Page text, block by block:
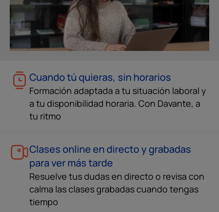
Cuando tú quieras, sin horarios
Formación adaptada a tu situación laboral y
a tu disponibilidad horaria. Con Davante, a
tu ritmo
Clases online en directo y grabadas
para ver más tarde
Resuelve tus dudas en directo o revisa con
calma las clases grabadas cuando tengas
tiempo